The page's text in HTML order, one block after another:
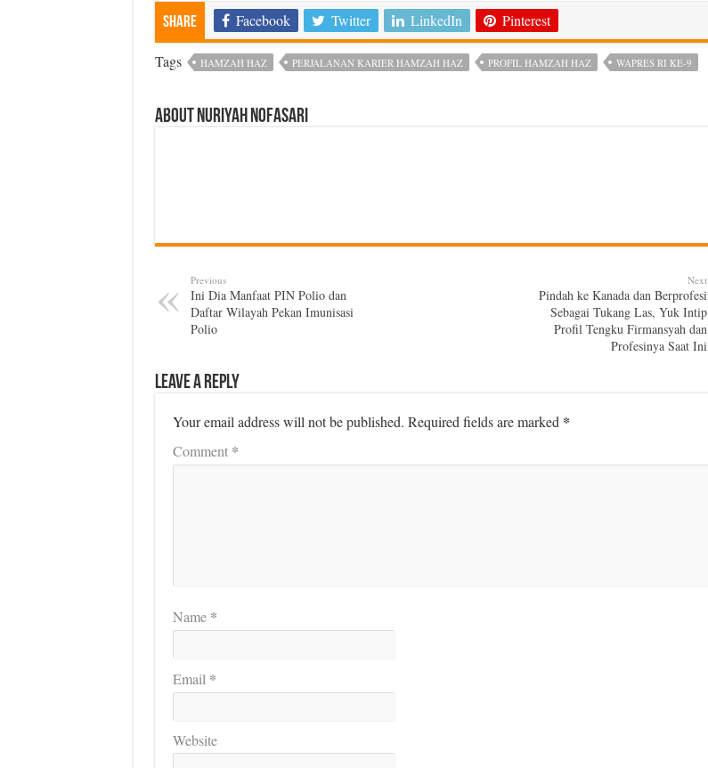
Share Facebook Twitter LinkedIn Pinterest
Tags HAMZAH HAZ PERJALANAN KARIER HAMZAH HAZ PROFIL HAMZAH HAZ WAPRES RI KE-9
About Nuriyah Nofasari
Previous
Ini Dia Manfaat PIN Polio dan
Daftar Wilayah Pekan Imunisasi
Polio
Next
Pindah ke Kanada dan Berprofesi
Sebagai Tukang Las, Yuk Intip
Profil Tengku Firmansyah dan
Profesinya Saat Ini
Leave a Reply
Your email address will not be published. Required fields are marked *
Comment *
Name *
Email *
Website